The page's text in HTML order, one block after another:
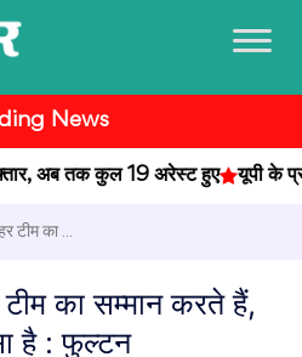
News
अब तक कुल 19 अरेस्ट हुए यूपी के
टीम का ...
का सम्मान करते हैं,
है : फुल्टन